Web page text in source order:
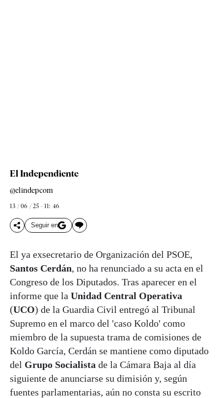
El Independiente
@elindepcom
13 / 06 / 25 - 11: 46
Seguir en
El ya exsecretario de Organización del PSOE,
Santos Cerdán, no ha renunciado a su acta en el
Congreso de los Diputados. Tras aparecer en el
informe que la Unidad Central Operativa
(UCO) de la Guardia Civil entregó al Tribunal
Supremo en el marco del 'caso Koldo' como
miembro de la supuesta trama de comisiones de
Koldo García, Cerdán se mantiene como diputado
del Grupo Socialista de la Cámara Baja al día
siguiente de anunciarse su dimisión y, según
fuentes parlamentarias, aún no consta su escrito